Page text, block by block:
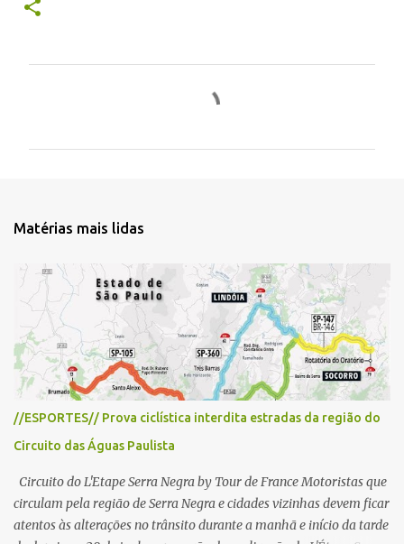
t
i
o
s
Matérias mais lidas
//ESPORTES// Prova ciclística interdita estradas da região do
Circuito das Águas Paulista
Circuito do L'Etape Serra Negra by Tour de France Motoristas que
circulam pela região de Serra Negra e cidades vizinhas devem ficar
atentos às alterações no trânsito durante a manhã e início da tarde